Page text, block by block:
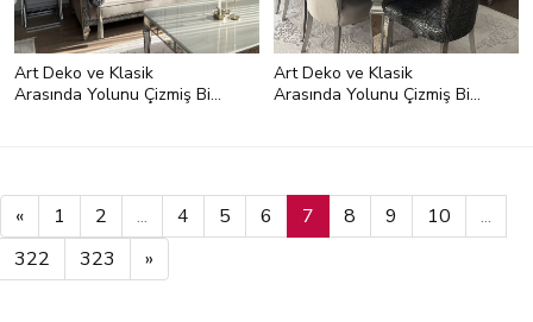
Art Deko ve Klasik
Arasında Yolunu Çizmiş Bir
Art Deko ve Klasik
Arasında Yolunu Çizmiş Bir
« 1 2 ... 4 5 6 7 8 9 10
...
322
323 »